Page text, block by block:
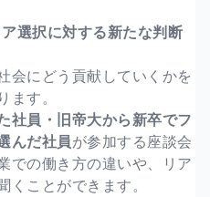
選択に対する新たな判断
会にどう貢献していくかを
す。
社員・旧帝大から新卒でフ
んだ社員が参加する座談会
での働き方の違いや、リア
ことができます。